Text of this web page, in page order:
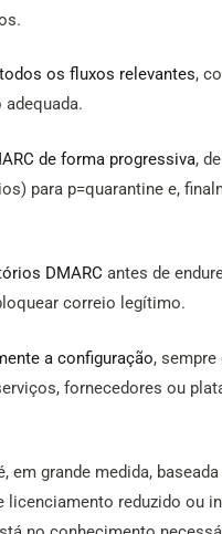
os fluxos relevantes,
de forma progressiva,
para p=quarantine e,
DMARC antes de
correio legítimo.
a configuração, sempre
fornecedores ou
em grande medida,
licenciamento reduzido ou